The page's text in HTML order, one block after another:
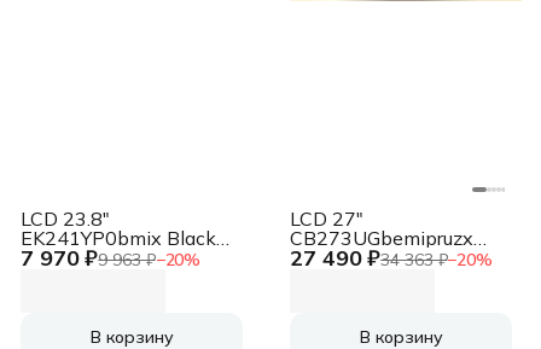
7 970 ₽9 963 ₽−20%
LCD 23.8"
EK241YP0bmix Black
{VA 1920x1080 144Hz
В корзину
27 490 ₽34 363 ₽−20%
LCD 27"
CB273UGbemipruzx
{IPS 2560x1440 120Hz
RJ45 2x2W VESA}
В корзину